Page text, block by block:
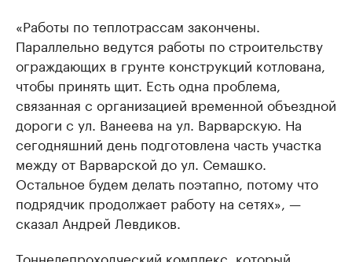
«Работы по теплотрассам закончены.
Параллельно ведутся работы по строительству
ограждающих в грунте конструкций котлована,
чтобы принять щит. Есть одна проблема,
связанная с организацией временной объездной
дороги с ул. Ванеева на ул. Варварскую. На
сегодняшний день подготовлена часть участка
между от Варварской до ул. Семашко.
Остальное будем делать поэтапно, потому что
подрядчик продолжает работу на сетях», —
сказал Андрей Левдиков.
Тоннелепроходческий комплекс, который